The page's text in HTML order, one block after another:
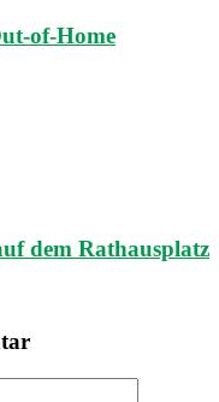
of-Home
dem Rathausplatz